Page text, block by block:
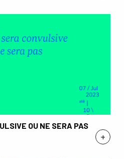
+
OU NE SERA PAS